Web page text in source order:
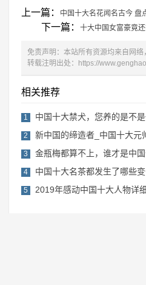
上一篇： 中国十大名花闻名古今 盘
下一篇： 十大中国女富豪竟
免责声明：本站所有资源均来自网络
转载注明出处： https://
相关推荐
1 中国十大禁犬，您养的是不是
2 新中国的缔造者_中国十大元
3 金瓶梅都算不上，谁才是中国
4 中国十大名茶都发生了哪些变
5 2019年感动中国十大人物详